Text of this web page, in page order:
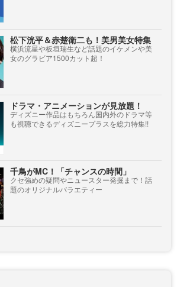
松下洸平＆赤楚衛二も！美男美女特集
横浜流星や板垣瑞生など話題のイケメンや美
女のグラビア1500カット超！
ドラマ・アニメーションが見放題！
ディズニー作品はもちろん国内外のドラマ等
も視聴できるディズニープラスを総力特集!!
千鳥がMC！「チャンスの時間」
クセ強めの疑問やニュースター発掘まで！話
題のオリジナルバラエティー